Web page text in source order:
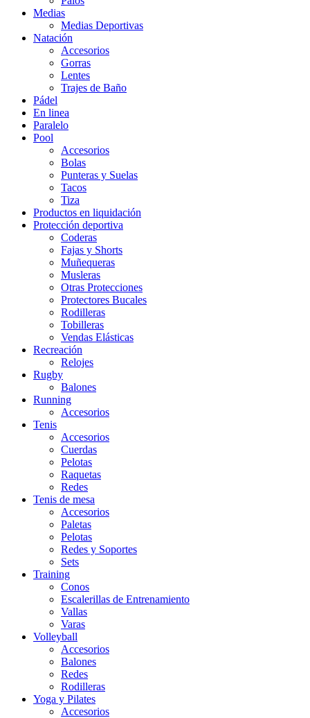
Medias
Medias Deportivas
Natación
Accesorios
Gorras
Lentes
Trajes de Baño
Pádel
En linea
Paralelo
Pool
Accesorios
Bolas
Punteras y Suelas
Tacos
Tiza
Productos en liquidación
Protección deportiva
Coderas
Fajas y Shorts
Muñequeras
Musleras
Otras Protecciones
Protectores Bucales
Rodilleras
Tobilleras
Vendas Elásticas
Recreación
Relojes
Rugby
Balones
Running
Accesorios
Tenis
Accesorios
Cuerdas
Pelotas
Raquetas
Redes
Tenis de mesa
Accesorios
Paletas
Pelotas
Redes y Soportes
Sets
Training
Conos
Escalerillas de Entrenamiento
Vallas
Varas
Volleyball
Accesorios
Balones
Redes
Rodilleras
Yoga y Pilates
Accesorios